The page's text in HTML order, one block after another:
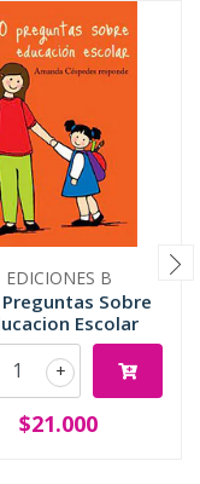
EDICIONES B
Sobre
Escolar
+
$21.000